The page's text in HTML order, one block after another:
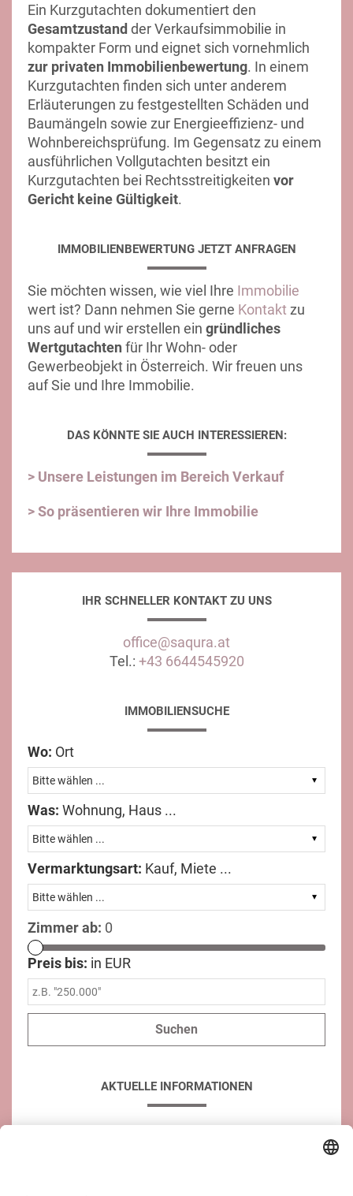
Ein Kurzgutachten dokumentiert den
Gesamtzustandder Verkaufsimmobilie in
kompakter Form und eignet sich vornehmlich
zur privaten Immobilienbewertung. In einem
Kurzgutachten finden sich unter anderem
Erläuterungen zu festgestellten Schäden und
Baumängeln sowie zur Energieeffizienz- und
Wohnbereichsprüfung. Im Gegensatz zu einem
ausführlichen Vollgutachten besitzt ein
Kurzgutachten bei Rechtsstreitigkeiten vor
Gericht keine Gültigkeit.
IMMOBILIENBEWERTUNG JETZT ANFRAGEN
Sie möchten wissen, wie viel Ihre Immobilie
wert ist? Dann nehmen Sie gerne Kontaktzu
uns auf und wir erstellen ein gründliches
Wertgutachten für Ihr Wohn- oder
Gewerbeobjekt in Österreich. Wir freuen uns
auf Sie und Ihre Immobilie.
DAS KÖNNTE SIE AUCH INTERESSIEREN:
> Unsere Leistungen im Bereich Verkauf
> So präsentieren wir Ihre Immobilie
IHR SCHNELLER KONTAKT ZU UNS
office@saqura.at
Tel.: +43 6644545920
IMMOBILIENSUCHE
Wo: Ort
Was: Wohnung, Haus ...
Vermarktungsart: Kauf, Miete ...
Zimmer ab: 0
Preis bis: in EUR
AKTUELLE INFORMATIONEN